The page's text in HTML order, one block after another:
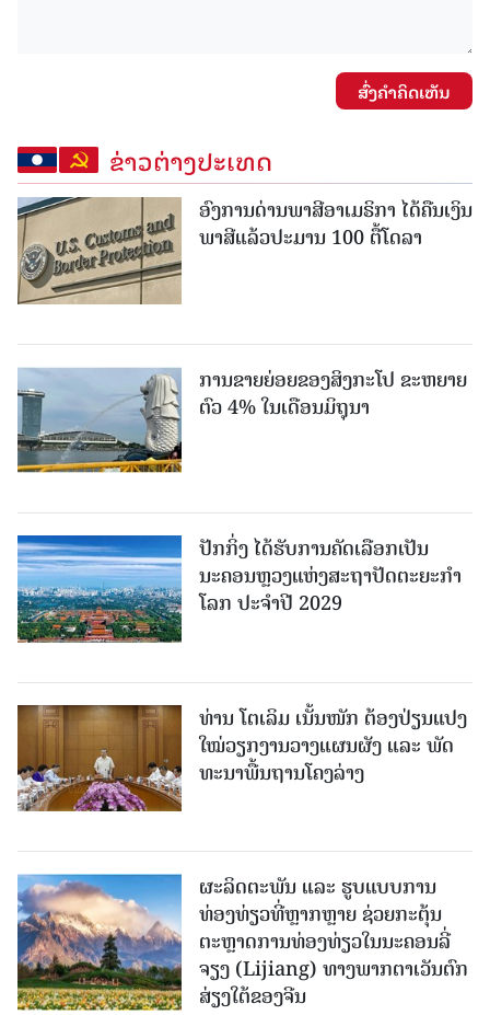
ສົ່ງຄໍາຄິດເຫັນ
ຂ່າວຕ່າງປະເທດ
ອົງການດ່ານພາສີອາເມຣິກາ ໄດ້ຄືນເງິນ
ພາສີແລ້ວປະມານ 100 ຕື້ໂດລາ
ການຂາຍຍ່ອຍຂອງສິງກະໂປ ຂະຫຍາຍ
ຕົວ 4% ໃນເດືອນມິຖຸນາ
ປັກກິ່ງ ໄດ້ຮັບການຄັດເລືອກເປັນ
ນະຄອນຫຼວງແຫ່ງສະຖາປັດຕະຍະກຳ
ໂລກ ປະຈຳປີ 2029
ທ່ານ ໂຕ​ເລິມ ເນັ້ນໜັກ ຕ້ອງ​ປ່ຽນ​ແປງ​
ໃໝ່​ວຽກ​ງານ​ວາງ​ແຜນ​ຜັງ ແລະ ​ພັດ​
ທະ​ນາ​ພື້ນ​ຖານ​ໂຄງ​ລ່າງ
ຜະລິດຕະພັນ ແລະ ຮູບແບບການ
ທ່ອງທ່ຽວທີ່ຫຼາກຫຼາຍ ຊ່ວຍກະຕຸ້ນ
ຕະຫຼາດການທ່ອງທ່ຽວໃນນະຄອນລີ່
ຈຽງ (Lijiang) ທາງພາກຕາເວັນຕົກ
ສ່ຽງໃຕ້ຂອງຈີນ